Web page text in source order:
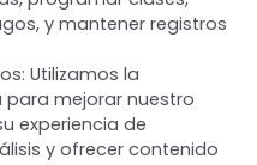
y mantener registros
Utilizamos la
mejorar nuestro
experiencia de
y ofrecer contenido